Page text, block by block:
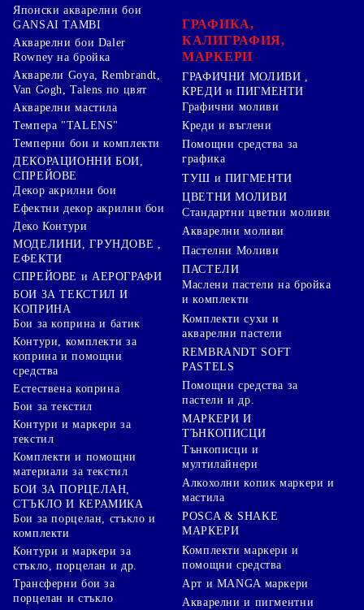
Японски акварелни бои
GANSAI TAMBI
Акварелни бои Daler
Rowney на бройка
Акварели Goya, Rembrandt,
Van Gogh, Talens по цвят
Акварелни мастила
Темпера "TALENS"
Темперни бои и комплекти
ДЕКОРАЦИОННИ БОИ,
СПРЕЙОВЕ
Декор акрилни бои
Ефектни декор акрилни бои
Деко Контури
МОДЕЛИНИ, ГРУНДОВЕ ,
ЕФЕКТИ
СПРЕЙОВЕ и АЕРОГРАФИ
БОИ ЗА ТЕКСТИЛ И
КОПРИНА
Бои за коприна и батик
Контури, комплекти за
коприна и помощни
средства
Естествена коприна
Бои за текстил
Контури и маркери за
текстил
Комплекти и помощни
материали за текстил
БОИ ЗА ПОРЦЕЛАН,
СТЪКЛО И КЕРАМИКА
Бои за порцелан, стъкло и
комплекти
Контури и маркери за
стъкло, порцелан и др.
Трансферни бои за
порцелан и стъкло
ГРАФИКА,
КАЛИГРАФИЯ,
МАРКЕРИ
ГРАФИЧНИ МОЛИВИ ,
КРЕДИ и ПИГМЕНТИ
Графични моливи
Креди и въглени
Помощни средства за
графика
ТУШ и ПИГМЕНТИ
ЦВЕТНИ МОЛИВИ
Стандартни цветни моливи
Акварелни моливи
Пастелни Моливи
ПАСТЕЛИ
Маслени пастели на бройка
и комплекти
Комплекти сухи и
акварелни пастели
REMBRANDT SOFT
PASTELS
Помощни средства за
пастели и др.
МАРКЕРИ И
ТЪНКОПИСЦИ
Тънкописци и
мултилайнери
Алкохолни копик маркери и
мастила
POSCA & SHAKE
МАРКЕРИ
Комплекти маркери и
помощни средства
Арт и MANGA маркери
Акварелни и пигментни